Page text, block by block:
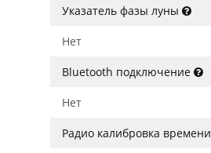
Указатель фазы луны
Нет
Bluetooth подключение
Нет
Радио калибровка времени